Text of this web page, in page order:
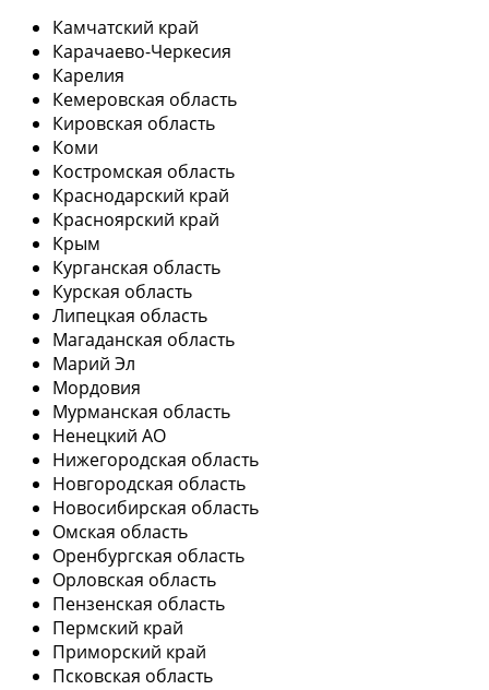
Камчатский край
Карачаево-Черкесия
Карелия
Кемеровская область
Кировская область
Коми
Костромская область
Краснодарский край
Красноярский край
Крым
Курганская область
Курская область
Липецкая область
Магаданская область
Марий Эл
Мордовия
Мурманская область
Ненецкий АО
Нижегородская область
Новгородская область
Новосибирская область
Омская область
Оренбургская область
Орловская область
Пензенская область
Пермский край
Приморский край
Псковская область